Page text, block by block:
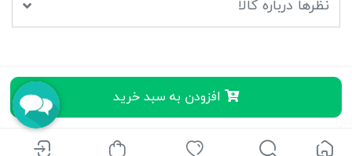
افزودن به سبد خرید
نظرها درباره کالا